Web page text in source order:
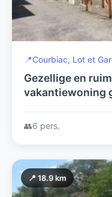
📍Courbiac, Lot et
Gezellige en
vakantiewoning
omgeving
👥6 pers.
📍 18.9 km